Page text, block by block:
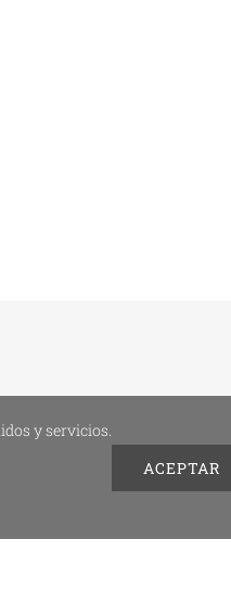
y servicios.
ACEPTAR